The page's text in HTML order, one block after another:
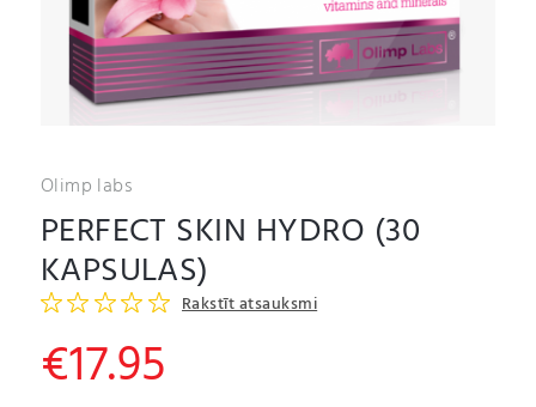
Olimp labs
PERFECT SKIN HYDRO (30
KAPSULAS)
Rakstīt atsauksmi
€17.95